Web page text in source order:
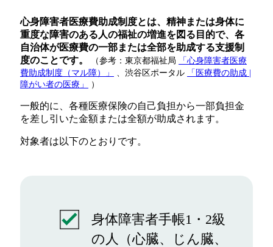
心身障害者医療費助成制度とは、精神または身体に
重度な障害のある人の福祉の増進を図る目的で、各
自治体が医療費の一部または全部を助成する支援制
度のことです。
（参考：東京都福祉局
「心身障害者医療
費助成制度（マル障）」
、渋谷区ポータル
「医療費の助成 |
障がい者の医療」
）
一般的に、各種医療保険の自己負担から一部負担金
を差し引いた金額または全額が助成されます。
対象者は以下のとおりです。
身体障害者手帳1・2級
の人（心臓、じん臓、